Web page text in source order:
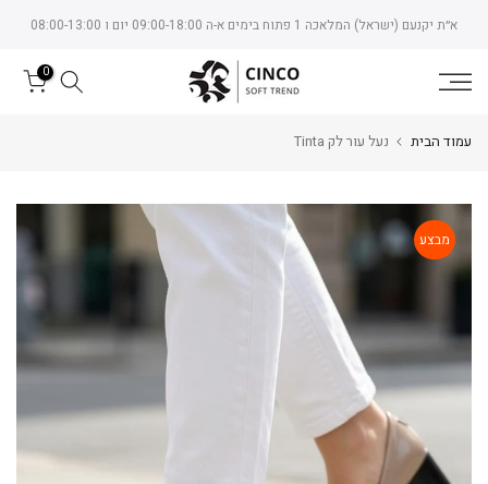
Skip
content
א״ת יקנעם (ישראל) המלאכה 1 פתוח בימים א-ה 09:00-18:00 יום ו 08:00-13:00
0
עמוד הבית נעל עור לק Tinta
מבצע